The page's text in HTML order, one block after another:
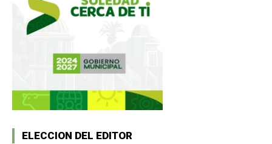
ELECCION DEL EDITOR